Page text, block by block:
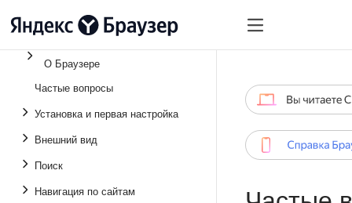
О Браузере
Частые вопросы
Установка и первая настройка
Внешний вид
Поиск
Навигация по сайтам